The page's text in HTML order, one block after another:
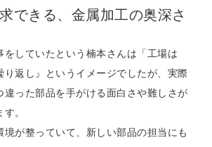
できる、金属加工の奥深さ
をしていたという楠本さんは「工場は
り返し』というイメージでしたが、実際
違った部品を手がける面白さや難しさが
。
境が整っていて、新しい部品の担当にも